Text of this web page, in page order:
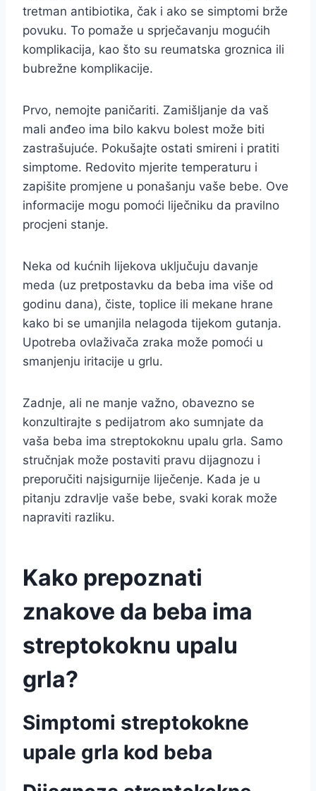
tretman antibiotika, čak i ako se simptomi brže
povuku. To pomaže u sprječavanju mogućih
komplikacija, kao što su reumatska groznica ili
bubrežne komplikacije.
Prvo, nemojte paničariti. Zamišljanje da vaš
mali anđeo ima bilo kakvu bolest može biti
zastrašujuće. Pokušajte ostati smireni i pratiti
simptome. Redovito mjerite temperaturu i
zapišite promjene u ponašanju vaše bebe. Ove
informacije mogu pomoći liječniku da pravilno
procjeni stanje.
Neka od kućnih lijekova uključuju davanje
meda (uz pretpostavku da beba ima više od
godinu dana), čiste, toplice ili mekane hrane
kako bi se umanjila nelagoda tijekom gutanja.
Upotreba ovlaživača zraka može pomoći u
smanjenju iritacije u grlu.
Zadnje, ali ne manje važno, obavezno se
konzultirajte s pedijatrom ako sumnjate da
vaša beba ima streptokoknu upalu grla. Samo
stručnjak može postaviti pravu dijagnozu i
preporučiti najsigurnije liječenje. Kada je u
pitanju zdravlje vaše bebe, svaki korak može
napraviti razliku.
Kako prepoznati
znakove da beba ima
streptokoknu upalu
grla?
Simptomi streptokokne
upale grla kod beba